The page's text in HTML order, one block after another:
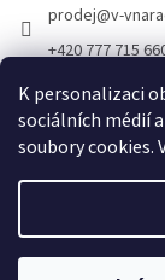
K personalizaci
sociálních médií
soubory cookies.
prodej@v-
+420 777 715
Copyright 2026